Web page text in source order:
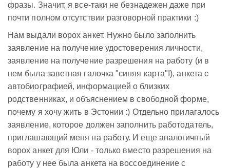
фразы. Значит, я все-таки не безнадежен даже при
почти полном отсутствии разговорной практики :)
Нам выдали ворох анкет. Нужно было заполнить
заявление на получение удостоверения личности,
заявление на получение разрешения на работу (и в
нем была заветная галочка "синяя карта"!), анкета с
автобиографией, информацией о близких
родственниках, и объяснением в свободной форме,
почему я хочу жить в Эстонии :) Отдельно прилагалось
заявление, которое должен заполнить работодатель,
приглашающий меня на работу. И еще аналогичный
ворох анкет для Юли - только вместо разрешения на
работу у нее была анкета на воссоединение с